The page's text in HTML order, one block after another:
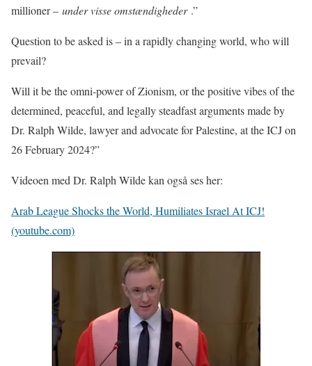
millioner – under visse omstændigheder.”
Question to be asked is – in a rapidly changing world, who will
prevail?
Will it be the omni-power of Zionism, or the positive vibes of the
determined, peaceful, and legally steadfast arguments made by
Dr. Ralph Wilde, lawyer and advocate for Palestine, at the ICJ on
26 February 2024?”
Videoen med Dr. Ralph Wilde kan også ses her:
Arab League Shocks the World, Humiliates Israel At ICJ!
(youtube.com)